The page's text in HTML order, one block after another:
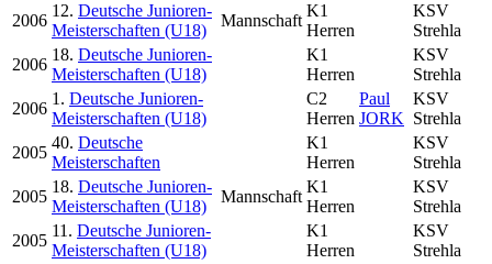
2006
12. Deutsche Junioren-
Meisterschaften (U18)
Mannschaft
K1
Herren
KSV
Strehla
2006
18. Deutsche Junioren-
Meisterschaften (U18)
K1
Herren
KSV
Strehla
2006
1. Deutsche Junioren-
Meisterschaften (U18)
C2
Herren
Paul
JORK
KSV
Strehla
2005
40. Deutsche
Meisterschaften
K1
Herren
KSV
Strehla
2005
18. Deutsche Junioren-
Meisterschaften (U18)
Mannschaft
K1
Herren
KSV
Strehla
2005
11. Deutsche Junioren-
Meisterschaften (U18)
K1
Herren
KSV
Strehla